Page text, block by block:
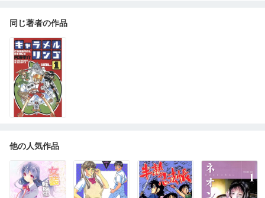
同じ著者の作品
他の人気作品